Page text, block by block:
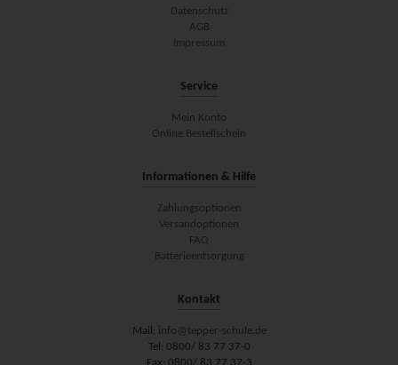
Datenschutz
AGB
Impressum
Service
Mein Konto
Online Bestellschein
Informationen & Hilfe
Zahlungsoptionen
Versandoptionen
FAQ
Batterieentsorgung
Kontakt
Mail: info@tepper-schule.de
Tel: 0800/ 83 77 37-0